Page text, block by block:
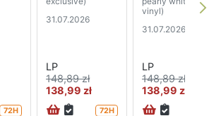
72H
31.07.2026
LP
148,89 zł
138,99 zł
72H
vinyl)
31.07.2026
LP
148,89 zł
138,99 zł